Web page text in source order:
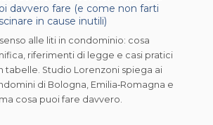
davvero fare (e come non farti
in cause inutili)
alle liti in condominio: cosa
riferimenti di legge e casi pratici
tabelle. Studio Lorenzoni spiega ai
di Bologna, Emilia‑Romagna e
cosa puoi fare davvero.